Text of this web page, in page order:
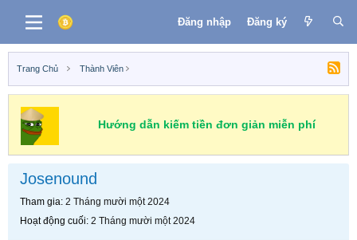
Đăng nhập Đăng ký
Trang Chủ Thành Viên
Hướng dẫn kiếm tiền đơn giản miễn phí
Josenound
Tham gia 2 Tháng mười một 2024
Hoạt động cuối 2 Tháng mười một 2024